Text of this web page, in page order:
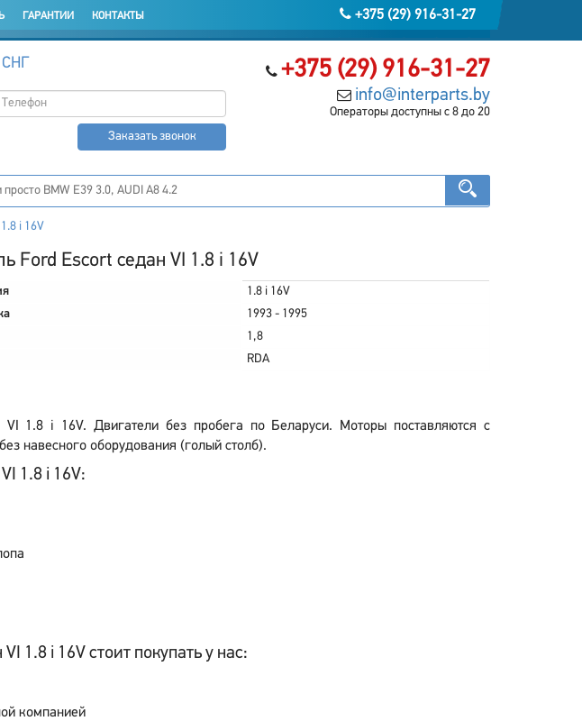
+375 (29) 916-31-27
ГАРАНТИИ КОНТАКТЫ
+375 (29) 916-31-27
info@interparts.by
Операторы доступны с 8 до 20
СНГ
Заказать звонок
1.8 i 16V
Ford Escort седан VI 1.8 i 16V
1.8 i 16V
1993 - 1995
1,8
RDA
1.8 i 16V. Двигатели без пробега по Беларуси. Моторы поставляются с
навесного оборудования (голый столб).
1.8 i 16V:
1.8 i 16V стоит покупать у нас:
компанией